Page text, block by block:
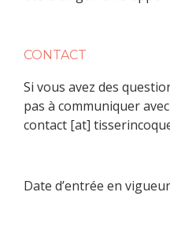
CONTACT
Si vous avez des
pas à communiquer
contact [at]
Date d’entrée en